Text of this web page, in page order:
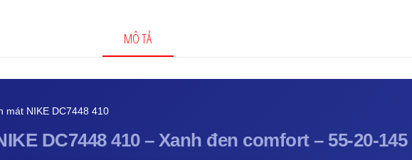
MÔ TẢ
mát NIKE DC7448 410
DC7448 410 – Xanh đen comfort – 55-20-145